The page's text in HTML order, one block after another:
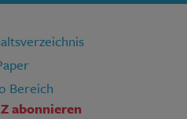
Bereich
abonnieren